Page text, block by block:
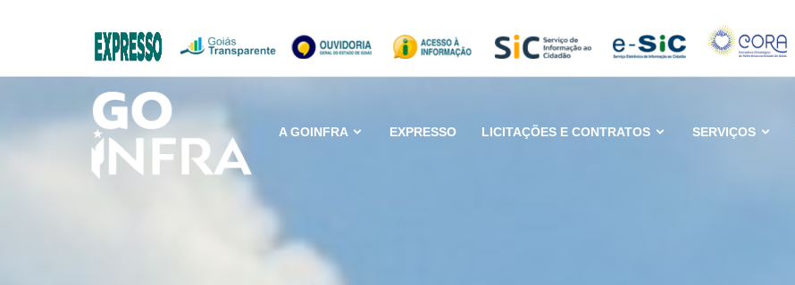
A GOINFRA EXPRESSO LICITAÇÕES E CONTRATOS SERVIÇOS